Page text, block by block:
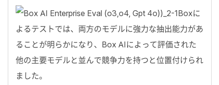
Boxに
よるテストでは、両方のモデルに強力な抽出能力があ
ることが明らかになり、Box AIによって評価された
他の主要モデルと並んで競争力を持つと位置付けられ
ました。